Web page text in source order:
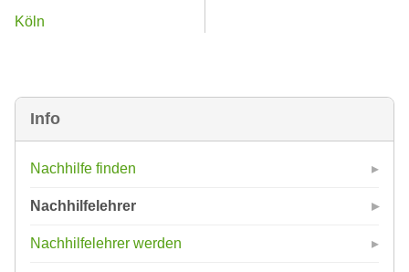
Info
Nachhilfe finden
Nachhilfelehrer
Nachhilfelehrer werden
Köln